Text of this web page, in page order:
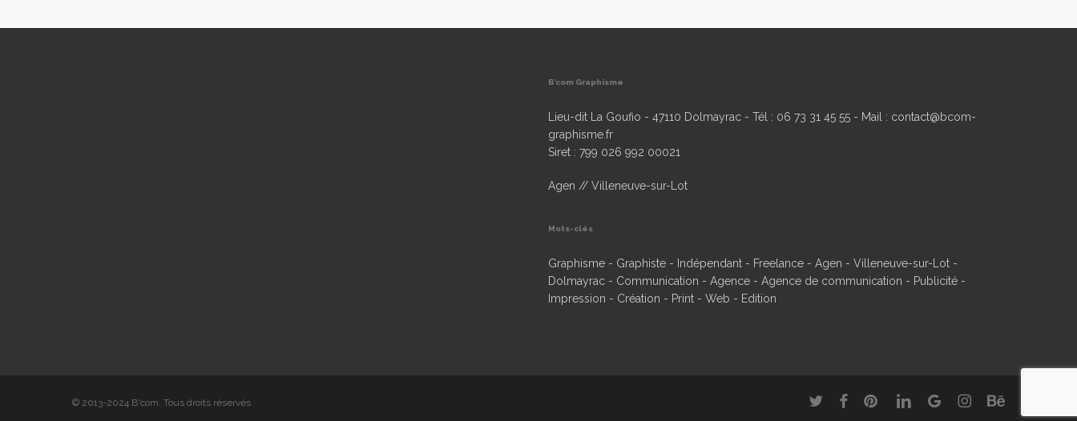
B’com Graphisme
Lieu-dit La Goufio - 47110 Dolmayrac - Tél : 06 73 31 45 55 - Mail : contact@bcom-
graphisme.fr
Siret : 799 026 992 00021
Agen // Villeneuve-sur-Lot
Mots-clés
Graphisme - Graphiste - Indépendant - Freelance - Agen - Villeneuve-sur-Lot -
Dolmayrac - Communication - Agence - Agence de communication - Publicité -
Impression - Création - Print - Web - Edition
© 2013-2024 B'com. Tous droits réservés twitter facebookpinterestlinkedingoogle-instagrambehance